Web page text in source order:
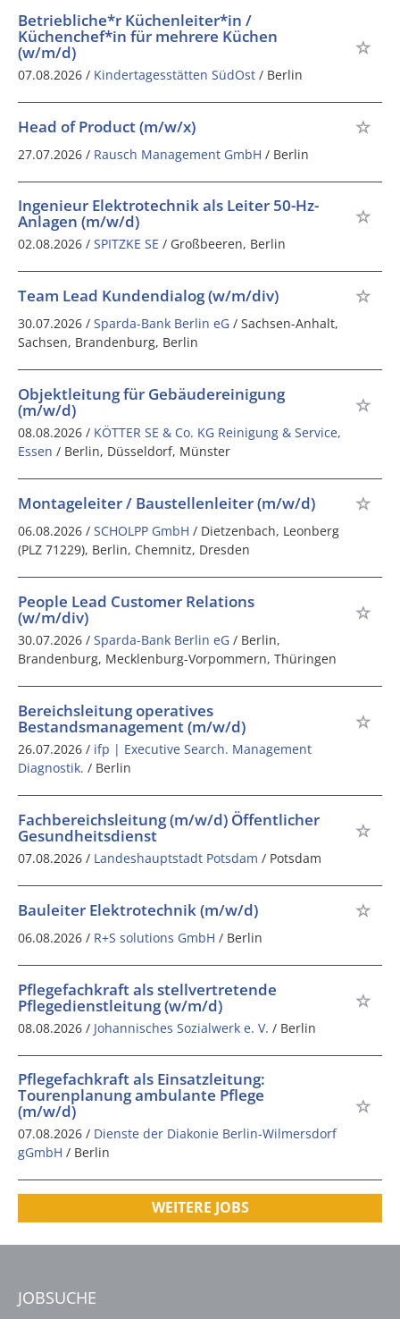
Betriebliche*r Küchenleiter*in /
Küchenchef*in für mehrere Küchen
(w/m/d)
07.08.2026 / Kindertagesstätten SüdOst / Berlin
Head of Product (m/w/x)
27.07.2026 / Rausch Management GmbH / Berlin
Ingenieur Elektrotechnik als Leiter 50-Hz-
Anlagen (m/w/d)
02.08.2026 / SPITZKE SE / Großbeeren, Berlin
Team Lead Kundendialog (w/m/div)
30.07.2026 / Sparda-Bank Berlin eG / Sachsen-Anhalt,
Sachsen, Brandenburg, Berlin
Objektleitung für Gebäudereinigung
(m/w/d)
08.08.2026 / KÖTTER SE & Co. KG Reinigung & Service,
Essen / Berlin, Düsseldorf, Münster
Montageleiter / Baustellenleiter (m/w/d)
06.08.2026 / SCHOLPP GmbH / Dietzenbach, Leonberg
(PLZ 71229), Berlin, Chemnitz, Dresden
People Lead Customer Relations
(w/m/div)
30.07.2026 / Sparda-Bank Berlin eG / Berlin,
Brandenburg, Mecklenburg-Vorpommern, Thüringen
Bereichsleitung operatives
Bestandsmanagement (m/w/d)
26.07.2026 / ifp | Executive Search. Management
Diagnostik. / Berlin
Fachbereichsleitung (m/w/d) Öffentlicher
Gesundheitsdienst
07.08.2026 / Landeshauptstadt Potsdam / Potsdam
Bauleiter Elektrotechnik (m/w/d)
06.08.2026 / R+S solutions GmbH / Berlin
Pflegefachkraft als stellvertretende
Pflegedienstleitung (w/m/d)
08.08.2026 / Johannisches Sozialwerk e. V. / Berlin
Pflegefachkraft als Einsatzleitung:
Tourenplanung ambulante Pflege
(m/w/d)
07.08.2026 / Dienste der Diakonie Berlin-Wilmersdorf
gGmbH / Berlin
WEITERE JOBS
JOBSUCHE